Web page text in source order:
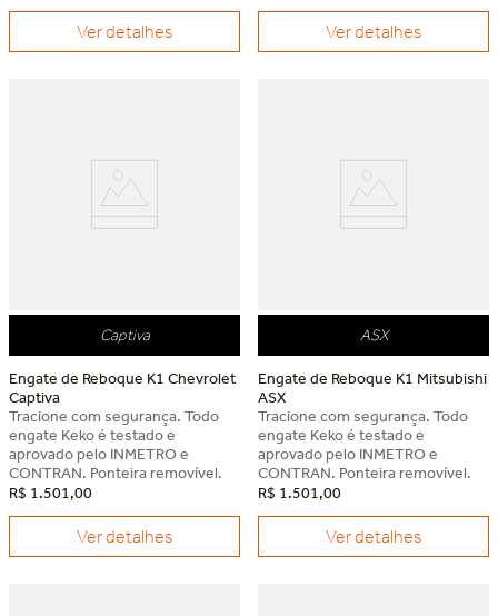
Ver detalhes Ver detalhes
Captiva
Engate de Reboque K1 Chevrolet
Captiva
Tracione com segurança. Todo
engate Keko é testado e
aprovado pelo INMETRO e
CONTRAN. Ponteira removível.
R$ 1.501,00
Ver detalhes
ASX
Engate de Reboque K1 Mitsubishi
ASX
Tracione com segurança. Todo
engate Keko é testado e
aprovado pelo INMETRO e
CONTRAN. Ponteira removível.
R$ 1.501,00
Ver detalhes